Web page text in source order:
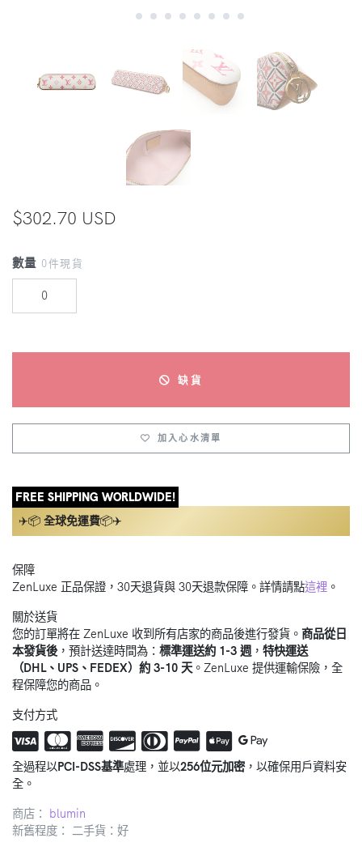
$302.70 USD
數量 0件現貨
缺貨
加入心水清單
FREE SHIPPING WORLDWIDE!
✈️📦 全球免運費📦✈️
保障
ZenLuxe 正品保證，30天退貨與 30天退款保障。詳情請點這裡 。
關於送貨
您的訂單將在 ZenLuxe 收到所有店家的商品後進行發貨。 商品從日
本發貨後，預計送達時間為： 標準運送約 1-3 週 ， 特快運送
（DHL、UPS、FEDEX）約 3-10 天 。ZenLuxe 提供運輸保險，全
程保障您的商品。
支付方式
全過程以PCI-DSS基準處理，並以256位元加密，以確保用戶資料安
全。
商店： blumin
新舊程度： 二手貨：好